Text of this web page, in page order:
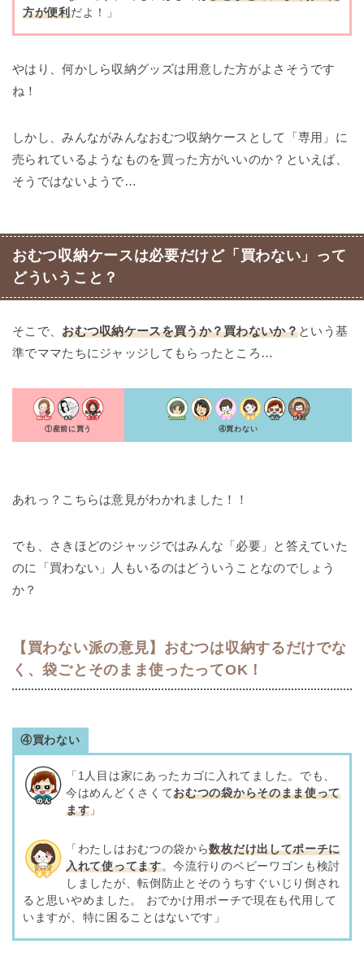
方が便利だよ！」
やはり、何かしら収納グッズは用意した方がよさそうです
ね！
しかし、みんながみんなおむつ収納ケースとして「専用」に
売られているようなものを買った方がいいのか？といえば、
そうではないようで…
おむつ収納ケースは必要だけど「買わない」って
どういうこと？
そこで、おむつ収納ケースを買うか？買わないか？という基
準でママたちにジャッジしてもらったところ…
①産前に買う ④買わない
あれっ？こちらは意見がわかれました！！
でも、さきほどのジャッジではみんな「必要」と答えていた
のに「買わない」人もいるのはどういうことなのでしょう
か？
【買わない派の意見】おむつは収納するだけでな
く、袋ごとそのまま使ったってOK！
④買わない
「1人目は家にあったカゴに入れてました。でも、
今はめんどくさくておむつの袋からそのまま使って
ます 」
「わたしはおむつの袋から数枚だけ出してポーチに
入れて使ってます。今流行りのベビーワゴンも検討
しましたが、転倒防止とそのうちすぐいじり倒され
ると思いやめました。 おでかけ用ポーチで現在も代用して
いますが、特に困ることはないです」